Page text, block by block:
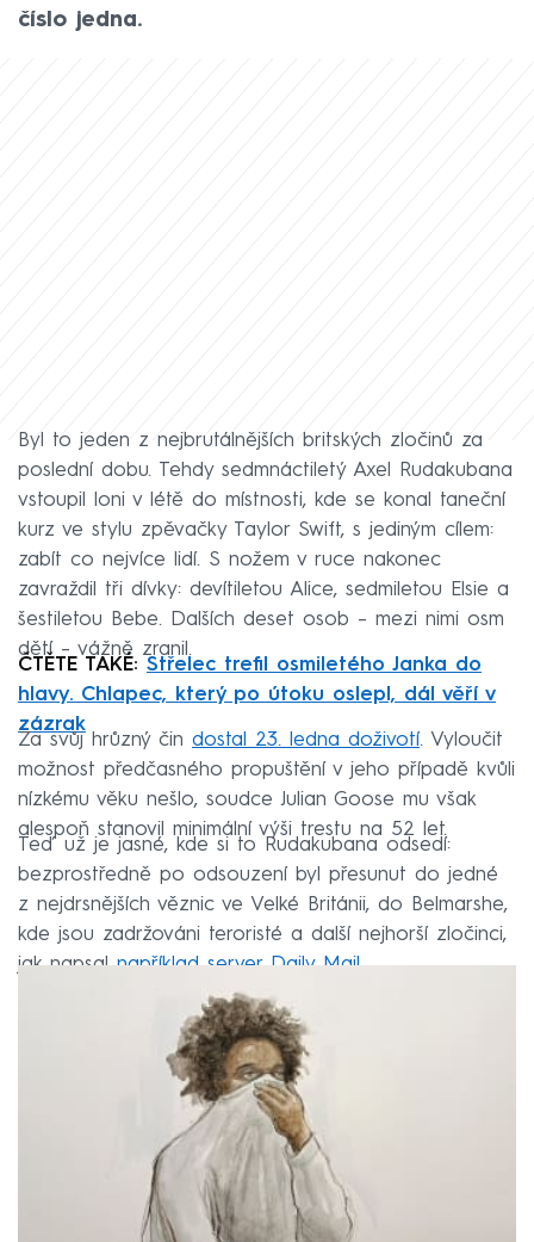
číslo jedna.
Byl to jeden z nejbrutálnějších britských zločinů za
poslední dobu. Tehdy sedmnáctiletý Axel Rudakubana
vstoupil loni v létě do místnosti, kde se konal taneční
kurz ve stylu zpěvačky Taylor Swift, s jediným cílem:
zabít co nejvíce lidí. S nožem v ruce nakonec
zavraždil tři dívky: devítiletou Alice, sedmiletou Elsie a
šestiletou Bebe. Dalších deset osob – mezi nimi osm
dětí – vážně zranil.
ČTĚTE TAKÉ: Střelec trefil osmiletého Janka do
hlavy. Chlapec, který po útoku oslepl, dál věří v
zázrak
Za svůj hrůzný čin dostal 23. ledna doživotí. Vyloučit
možnost předčasného propuštění v jeho případě kvůli
nízkému věku nešlo, soudce Julian Goose mu však
alespoň stanovil minimální výši trestu na 52 let.
Teď už je jasné, kde si to Rudakubana odsedí:
bezprostředně po odsouzení byl přesunut do jedné
z nejdrsnějších věznic ve Velké Británii, do Belmarshe,
kde jsou zadržováni teroristé a další nejhorší zločinci,
jak napsalnapříklad server Daily Mail.